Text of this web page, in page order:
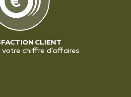
CLIENT
chiffre d’affaires